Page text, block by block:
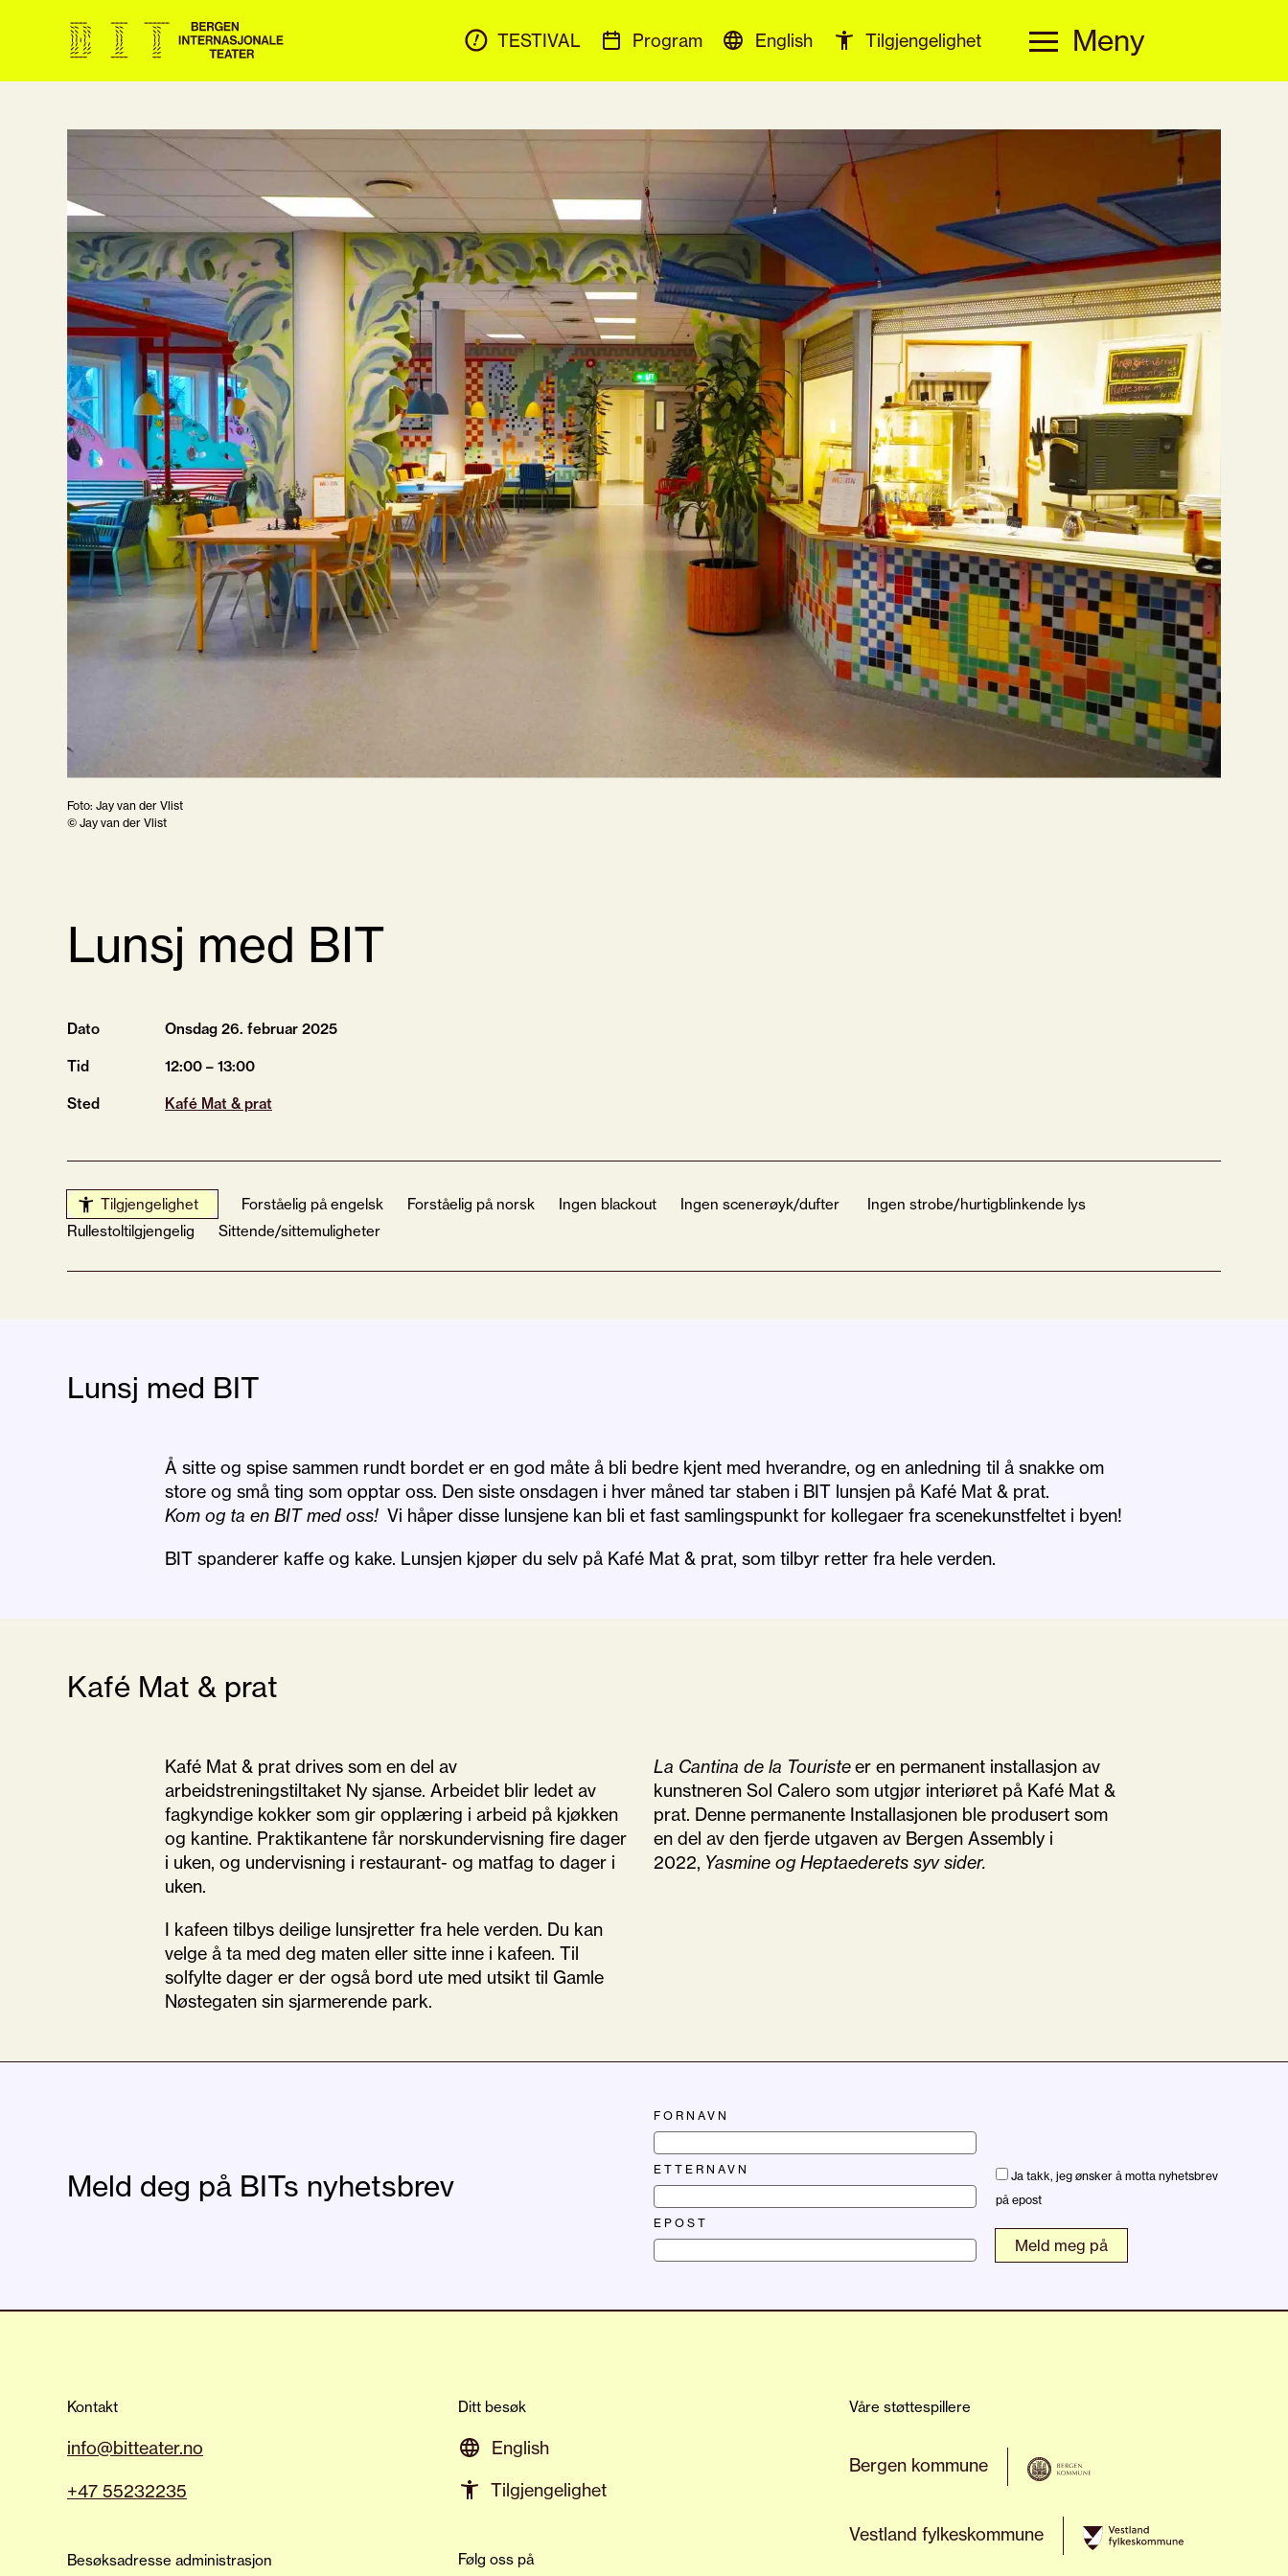
TESTIVAL Program English Tilgjengelighet MenyMeny
Foto: Jay van der Vlist
© Jay van der Vlist
Lunsj med BIT
Dato
Tid
Sted
Onsdag 26. februar 2025
12:00 – 13:00
Kafé Mat & prat
Tilgjengelighet Forståelig på engelsk Forståelig på norsk Ingen blackout Ingen scenerøyk/dufter
Ingen strobe/hurtigblinkende lys
Rullestoltilgjengelig
Sittende/sittemuligheter
Lunsj med BIT
Å sitte og spise sammen rundt bordet er en god måte å bli bedre kjent med hverandre, og en anledning til å snakke om
store og små ting som opptar oss. Den siste onsdagen i hver måned tar staben i BIT lunsjen på Kafé Mat & prat.
Kom og ta en BIT med oss! Vi håper disse lunsjene kan bli et fast samlingspunkt for kollegaer fra scenekunstfeltet i byen!
BIT spanderer kaffe og kake. Lunsjen kjøper du selv på Kafé Mat & prat, som tilbyr retter fra hele verden.
Kafé Mat & prat
Kafé Mat & prat drives som en del av
arbeidstreningstiltaket Ny sjanse. Arbeidet blir ledet av
fagkyndige kokker som gir opplæring i arbeid på kjøkken
og kantine. Praktikantene får norskundervisning fire dager
i uken, og undervisning i restaurant- og matfag to dager i
uken.
I kafeen tilbys deilige lunsjretter fra hele verden. Du kan
velge å ta med deg maten eller sitte inne i kafeen. Til
solfylte dager er der også bord ute med utsikt til Gamle
Nøstegaten sin sjarmerende park.
La Cantina de la Touristeer en permanent installasjon av
kunstneren Sol Calero som utgjør interiøret på Kafé Mat &
prat. Denne permanente Installasjonen ble produsert som
en del av den fjerde utgaven av Bergen Assembly i
2022, Yasmine og Heptaederets syv sider.
Meld deg på BITs nyhetsbrev
FORNAVN
ETTERNAVN
EPOST
Ja takk, jeg ønsker å motta nyhetsbrev
på epost
Kontakt
info@bitteater.no
+47 55232235
Besøksadresse administrasjon
Ditt besøk
English
Tilgjengelighet
Følg oss på
Våre støttespillere
Bergen kommune
Vestland fylkeskommune